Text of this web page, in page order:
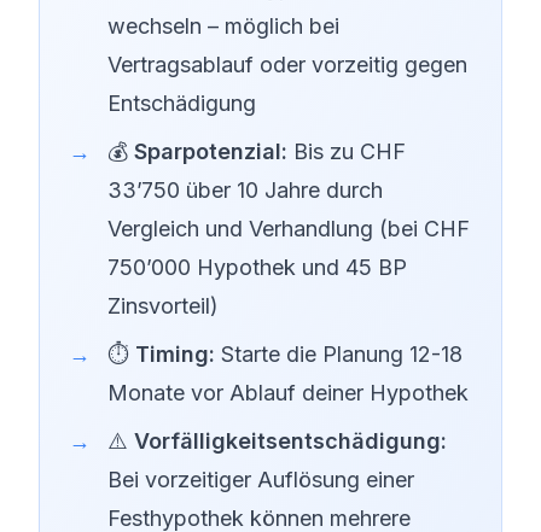
wechseln – möglich bei
Vertragsablauf oder vorzeitig gegen
Entschädigung
💰 Sparpotenzial: Bis zu CHF
33’750 über 10 Jahre durch
Vergleich und Verhandlung (bei CHF
750’000 Hypothek und 45 BP
Zinsvorteil)
⏱️ Timing: Starte die Planung 12-18
Monate vor Ablauf deiner Hypothek
⚠️ Vorfälligkeitsentschädigung:
Bei vorzeitiger Auflösung einer
Festhypothek können mehrere